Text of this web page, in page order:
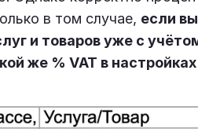
в том случае, если
и товаров уже с
же % VAT в